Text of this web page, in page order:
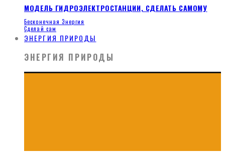
МОДЕЛЬ ГИДРОЭЛЕКТРОСТАНЦИИ, СДЕЛАТЬ САМОМУ
Бесконечная Энергия
Сделай сам
ЭНЕРГИЯ ПРИРОДЫ
ЭНЕРГИЯ ПРИРОДЫ